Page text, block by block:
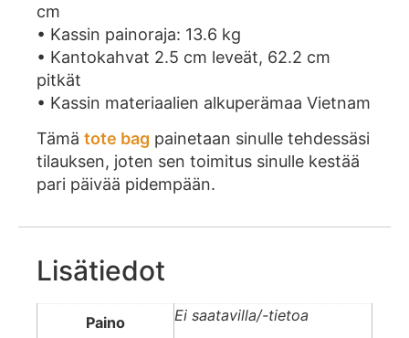
cm
• Kassin painoraja: 13.6 kg
• Kantokahvat 2.5 cm leveät, 62.2 cm
pitkät
• Kassin materiaalien alkuperämaa Vietnam
Tämä tote bag painetaan sinulle tehdessäsi
tilauksen, joten sen toimitus sinulle kestää
pari päivää pidempään.
Lisätiedot
Paino Ei saatavilla/-tietoa